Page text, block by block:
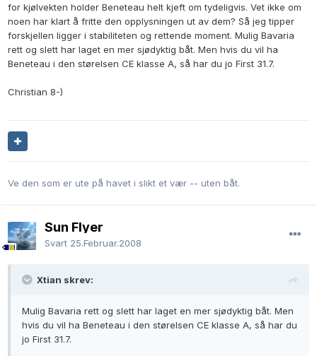
for kjølvekten holder Beneteau helt kjeft om tydeligvis. Vet ikke om
noen har klart å fritte den opplysningen ut av dem? Så jeg tipper
forskjellen ligger i stabiliteten og rettende moment. Mulig Bavaria
rett og slett har laget en mer sjødyktig båt. Men hvis du vil ha
Beneteau i den størelsen CE klasse A, så har du jo First 31.7.
Christian 8-)
Ve den som er ute på havet i slikt et vær -- uten båt.
Sun Flyer
Svart 25.Februar.2008
Xtian skrev:
Mulig Bavaria rett og slett har laget en mer sjødyktig båt. Men
hvis du vil ha Beneteau i den størelsen CE klasse A, så har du
jo First 31.7.